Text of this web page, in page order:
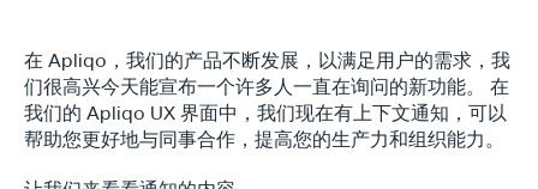
在 Apliqo，我们的产品不断发展，以满足用户的需求，我
们很高兴今天能宣布一个许多人一直在询问的新功能。 在
我们的 Apliqo UX 界面中，我们现在有上下文通知，可以
帮助您更好地与同事合作，提高您的生产力和组织能力。